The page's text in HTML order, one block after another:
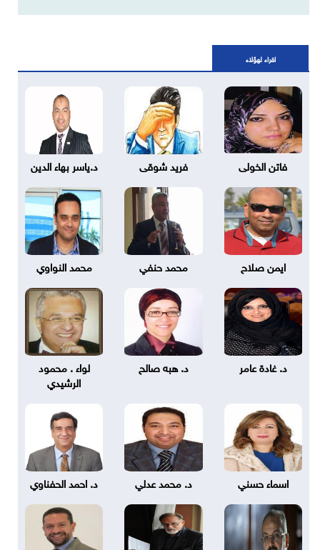
اقراء لهؤلاء
فاتن الخولى فريد شوقى د.ياسر بهاء الدين
ايمن صلاح محمد حنفي محمد النواوي
د. غادة عامر د. هبه صالح
لواء . محمود
الرشيدي
اسماء حسني د. محمد عدلي د. احمد الحفناوي